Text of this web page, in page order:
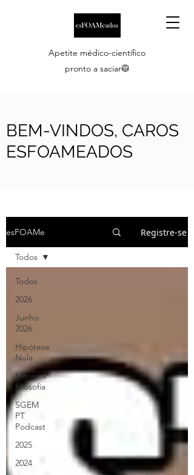
Apetite médico-científico
pronto a saciar🥼
BEM-VINDOS, CAROS
ESFOAMEADOS
esFOAMe Registre-se
Todos
2026
Junho
2026
Hipótese
Nula
Mora na
Filosofia
SGEM
PT
Podcast
2025
2024
Todos